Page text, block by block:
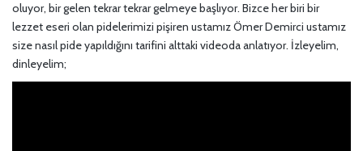
oluyor, bir gelen tekrar tekrar gelmeye başlıyor. Bizce her biri bir
lezzet eseri olan pidelerimizi pişiren ustamız Ömer Demirci ustamız
size nasıl pide yapıldığını tarifini alttaki videoda anlatıyor. İzleyelim,
dinleyelim;